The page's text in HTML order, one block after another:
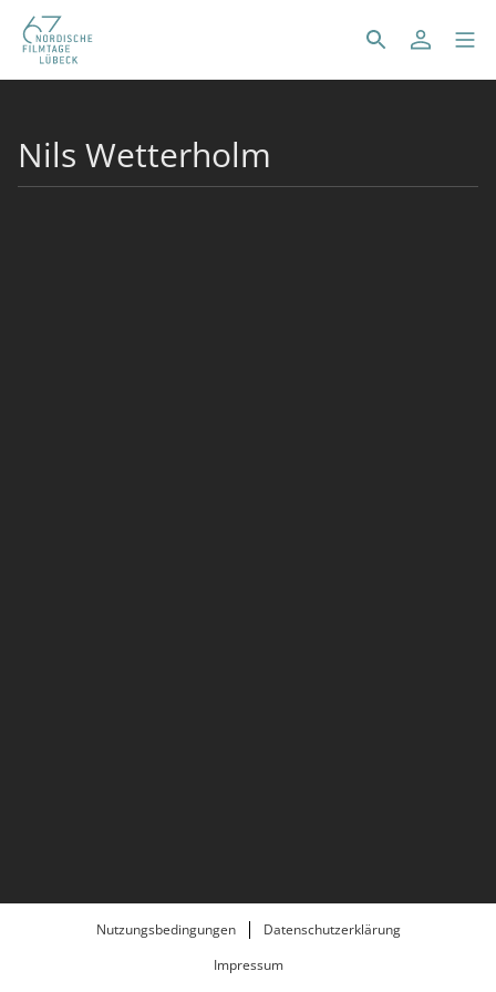
Nils Wetterholm
Nutzungsbedingungen
Datenschutzerklärung
Impressum